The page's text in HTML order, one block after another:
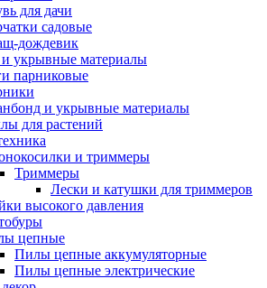
для дачи
садовые
дождевик
укрывные материалы
парниковые
и укрывные материалы
для растений
и триммеры
Триммеры
Лески и катушки для триммеров
высокого давления
цепные
Пилы цепные аккумуляторные
Пилы цепные электрические